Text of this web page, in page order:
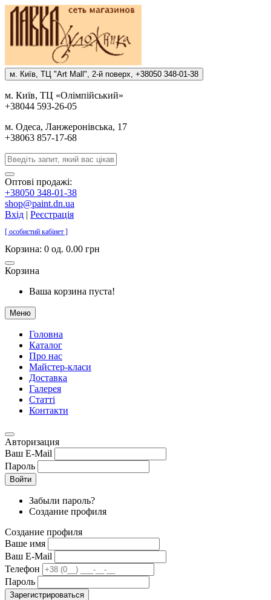
м. Киïв, ТЦ "Art Mall", 2-й поверх, +38050 348-01-38
м. Киïв, ТЦ «Олiмпiйський»
+38044 593-26-05
м. Одеса, Ланжеронiвська, 17
+38063 857-17-68
Оптові продажі:
+38050 348-01-38
shop@paint.dn.ua
Вхід | Реєстрація
[ особистий кабінет ]
Корзина: 0 од. 0.00 грн
Корзина
Ваша корзина пуста!
Меню
Головна
Каталог
Про нас
Майстер-класи
Доставка
Галерея
Статтi
Контакти
Авторизация
Ваш E-Mail
Пароль
Войти
Забыли пароль?
Создание профиля
Создание профиля
Ваше имя
Ваш E-Mail
Телефон
Пароль
Зарегистрироваться